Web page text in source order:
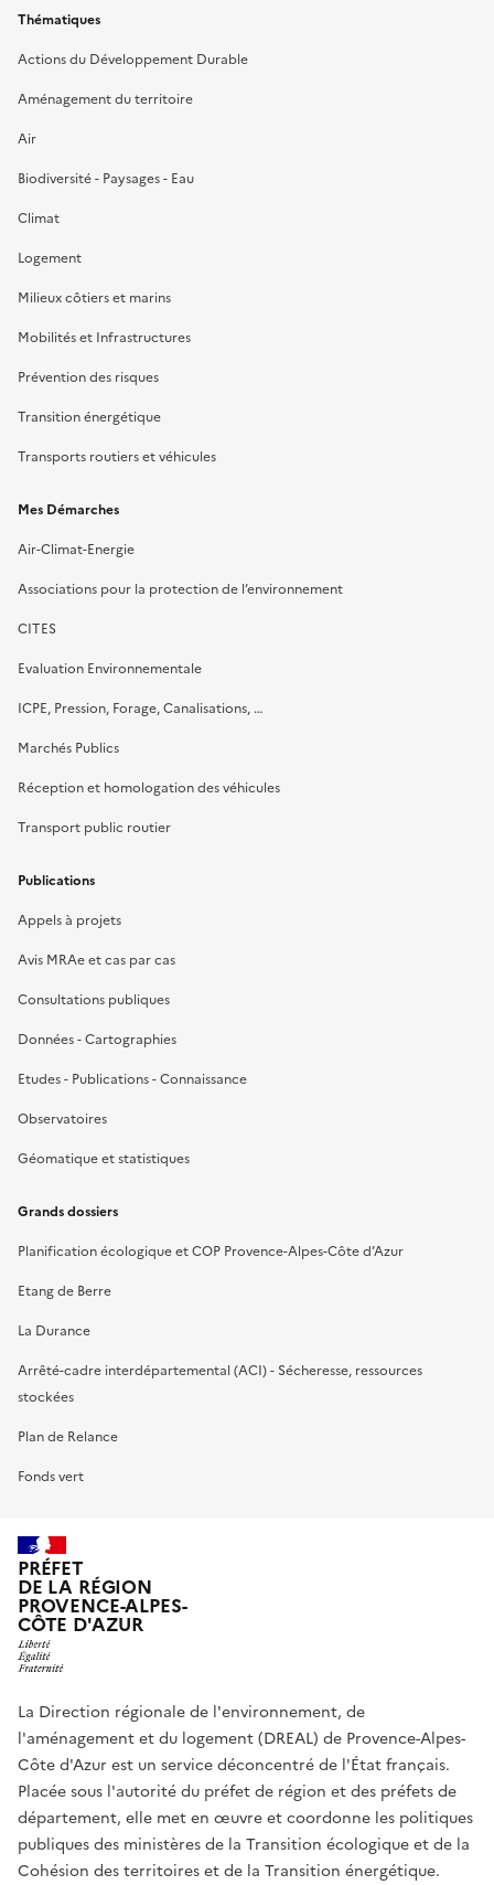
Thématiques
Actions du Développement Durable
Aménagement du territoire
Air
Biodiversité - Paysages - Eau
Climat
Logement
Milieux côtiers et marins
Mobilités et Infrastructures
Prévention des risques
Transition énergétique
Transports routiers et véhicules
Mes Démarches
Air-Climat-Energie
Associations pour la protection de l’environnement
CITES
Evaluation Environnementale
ICPE, Pression, Forage, Canalisations, …
Marchés Publics
Réception et homologation des véhicules
Transport public routier
Publications
Appels à projets
Avis MRAe et cas par cas
Consultations publiques
Données - Cartographies
Etudes - Publications - Connaissance
Observatoires
Géomatique et statistiques
Grands dossiers
Planification écologique et COP Provence-Alpes-Côte d’Azur
Etang de Berre
La Durance
Arrêté-cadre interdépartemental (ACI) - Sécheresse, ressources
stockées
Plan de Relance
Fonds vert
PRÉFET
DE LA RÉGION
PROVENCE-ALPES-
CÔTE D'AZUR
La Direction régionale de l'environnement, de
l'aménagement et du logement (DREAL) de Provence-Alpes-
Côte d'Azur est un service déconcentré de l'État français.
Placée sous l'autorité du préfet de région et des préfets de
département, elle met en œuvre et coordonne les politiques
publiques des ministères de la Transition écologique et de la
Cohésion des territoires et de la Transition énergétique.